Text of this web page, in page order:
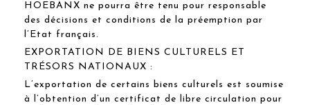
HOEBANX ne pourra être tenu pour responsable
des décisions et conditions de la préemption par
l’Etat français.
EXPORTATION DE BIENS CULTURELS ET
TRÉSORS NATIONAUX :
L’exportation de certains biens culturels est soumise
à l’obtention d’un certificat de libre circulation pour